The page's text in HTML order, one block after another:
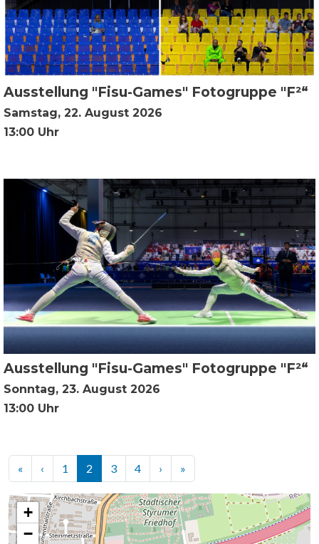
Ausstellung "Fisu-Games" Fotogruppe "F²“
Samstag, 22. August 2026
13:00 Uhr
Ausstellung "Fisu-Games" Fotogruppe "F²“
Sonntag, 23. August 2026
13:00 Uhr
Seitennummerierung
« Erste Seite
‹ Vorherige Seite
1 2 3 4 › Nächste Seite
»
+
−